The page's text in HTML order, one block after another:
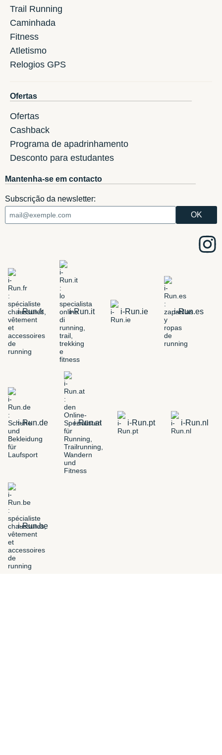
Trail Running
Caminhada
Fitness
Atletismo
Relogios GPS
Ofertas
Ofertas
Cashback
Programa de apadrinhamento
Desconto para estudantes
Mantenha-se em contacto
Subscrição da newsletter:
i-Run.fr i-Run.it i-Run.ie i-Run.es
i-Run.de i-Run.at i-Run.pt i-Run.nl
i-Run.be